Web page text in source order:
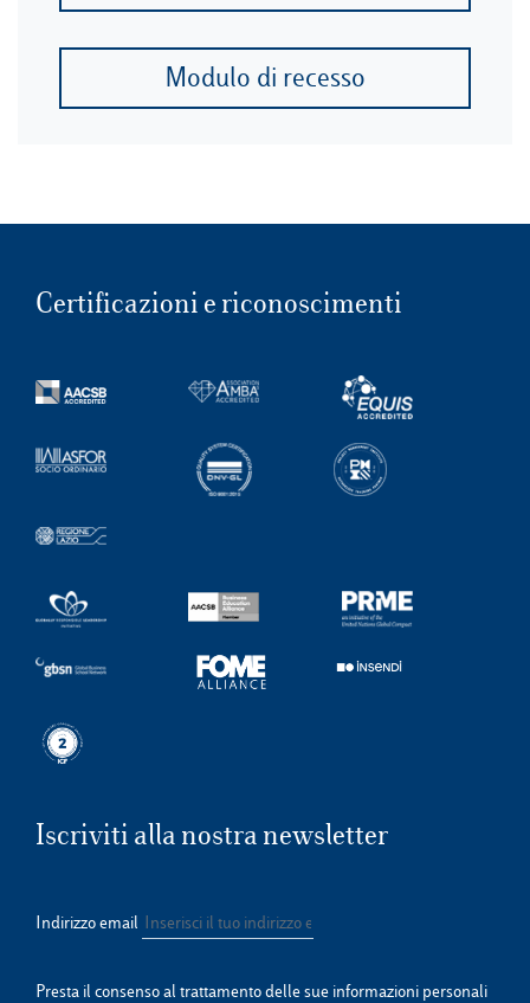
Modulo di recesso
Certificazioni e riconoscimenti
Iscriviti alla nostra newsletter
Indirizzo email
Presta il consenso al trattamento delle sue informazioni personali